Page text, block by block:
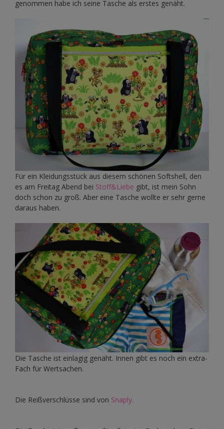
genommen habe ich seine Tasche als erstes genäht.
Für ein Kleidungsstück aus diesem schönen Softshell, den
es am Freitag Abend bei Stoff&Liebe gibt, ist mein Sohn
doch schon zu groß. Aber eine Tasche wollte er sehr gerne
daraus haben.
Die Tasche ist einlagig genäht. Innen gibt es noch ein extra-
Fach für Wertsachen.
Die Reißverschlüsse sind von Snaply.